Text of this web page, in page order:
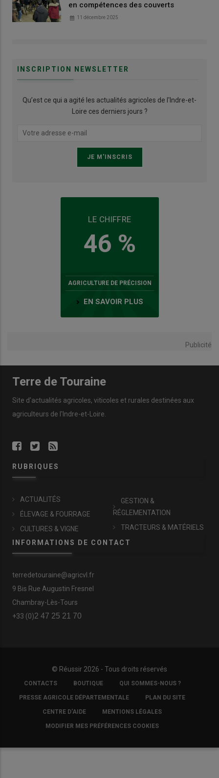
en compétences des couverts
11 décembre 2025
INSCRIPTION NEWSLETTER
Qu’est ce qui a agité les actualités agricoles de l'Indre-et-
Loire ces derniers jours ?
LE CHIFFRE
46 %
AGRICULTURE DE PRÉCISION
EN SAVOIR PLUS
Publicité
Terre de Touraine
Site d'actualités agricoles, viticoles et rurales destinées aux
agriculteurs de l'Indre-et-Loire.
RUBRIQUES
ACTUALITÉS
ÉLEVAGE & FOURRAGE
CULTURES & VIGNE
GESTION &
RÉGLEMENTATION
TRACTEURS & MATÉRIELS
INFORMATIONS DE CONTACT
terredetouraine@agricvl.fr
9 Bis Rue Augustin Fresnel
Chambray-Lès-Tours
+33 (0)2 47 25 21 70
© Réussir 2026 - Tous droits réservés
FOOTER
COPYRIGHT
CONTACTS BOUTIQUE QUI SOMMES-NOUS ?
PRESSE AGRICOLE DÉPARTEMENTALE PLAN DU SITE
CENTRE D'AIDE MENTIONS LÉGALES
MODIFIER MES PRÉFÉRENCES COOKIES